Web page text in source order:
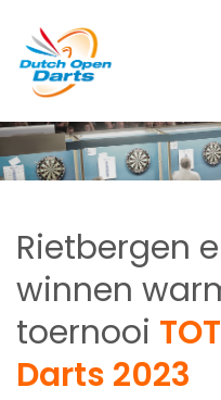
Rietbergen
winnen
toernooi
Darts 2023